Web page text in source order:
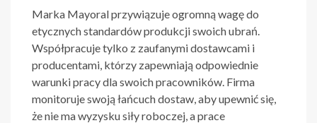
Marka Mayoral przywiązuje ogromną wagę do
etycznych standardów produkcji swoich ubrań.
Współpracuje tylko z zaufanymi dostawcami i
producentami, którzy zapewniają odpowiednie
warunki pracy dla swoich pracowników. Firma
monitoruje swoją łańcuch dostaw, aby upewnić się,
że nie ma wyzysku siły roboczej, a prace